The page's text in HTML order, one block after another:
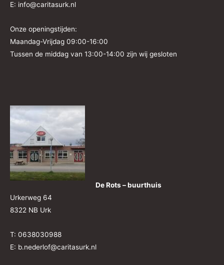
E: info@caritasurk.nl
Onze openingstijden:
Maandag-Vrijdag 09:00-16:00
Tussen de middag van 13:00-14:00 zijn wij gesloten
De Rots – buurthuis
Urkerweg 64
8322 NB Urk
T: 0638030988
E: b.nederlof@caritasurk.nl